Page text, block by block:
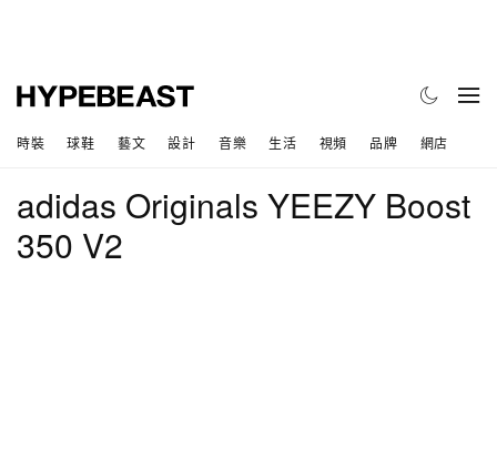
時裝 球鞋 藝文 設計 音樂 生活 視頻 品牌 網店
adidas Originals YEEZY Boost
350 V2